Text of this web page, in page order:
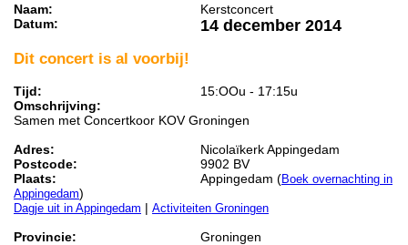
Naam:
Kerstconcert
Datum:
14 december 2014
Dit concert is al voorbij!
Tijd:
15:OOu - 17:15u
Omschrijving:
Samen met Concertkoor KOV Groningen
Adres:
Nicolaïkerk Appingedam
Postcode:
9902 BV
Plaats:
Appingedam (Boek overnachting in
Appingedam)
Dagje uit in Appingedam | Activiteiten Groningen
Provincie:
Groningen